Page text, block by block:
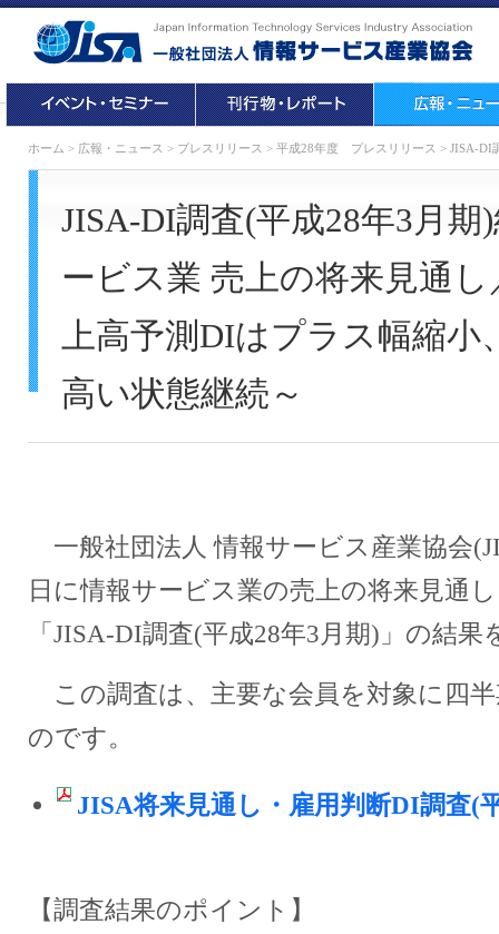
ホーム > 広報・ニュース > プレスリリース > 平成28年度 プレスリリース > JISA-DI
JISA-DI調査(平成28年3月期
ービス業 売上の将来見通
上高予測DIはプラス幅縮小
高い状態継続～
一般社団法人 情報サービス産業協会
日に情報サービス業の売上の将来見通
「JISA-DI調査(平成28年3月期)」の結
この調査は、主要な会員を対象に四
のです。
JISA将来見通し・雇用判断DI調査(
【調査結果のポイント】